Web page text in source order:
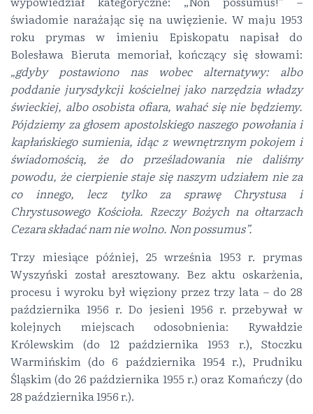
świadomie narażając się na uwięzienie. W maju 1953
roku prymas w imieniu Episkopatu napisał do
Bolesława Bieruta memoriał, kończący się słowami:
„gdyby postawiono nas wobec alternatywy: albo
poddanie jurysdykcji kościelnej jako narzędzia władzy
świeckiej, albo osobista ofiara, wahać się nie będziemy.
Pójdziemy za głosem apostolskiego naszego powołania i
kapłańskiego sumienia, idąc z wewnętrznym pokojem i
świadomością, że do prześladowania nie daliśmy
powodu, że cierpienie staje się naszym udziałem nie za
co innego, lecz tylko za sprawę Chrystusa i
Chrystusowego Kościoła. Rzeczy Bożych na ołtarzach
Cezara składać nam nie wolno. Non possumus”.
Trzy miesiące później, 25 września 1953 r. prymas
Wyszyński został aresztowany. Bez aktu oskarżenia,
procesu i wyroku był więziony przez trzy lata – do 28
października 1956 r. Do jesieni 1956 r. przebywał w
kolejnych miejscach odosobnienia: Rywałdzie
Królewskim (do 12 października 1953 r.), Stoczku
Warmińskim (do 6 października 1954 r.), Prudniku
Śląskim (do 26 października 1955 r.) oraz Komańczy (do
28 października 1956 r.).